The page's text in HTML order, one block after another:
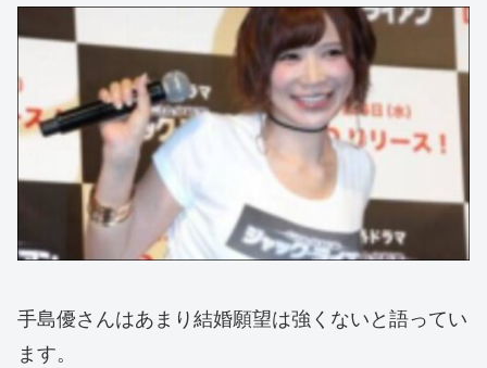
手島優さんはあまり結婚願望は強くないと語ってい
ます。